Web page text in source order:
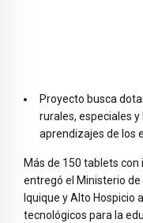
Proyecto busca
rurales, especiales
aprendizajes de los
Más de 150 tablets
entregó el Ministerio
Iquique y Alto Hospicio
tecnológicos para la